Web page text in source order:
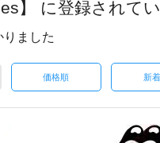
】 に登録されて
ました
価格順 新